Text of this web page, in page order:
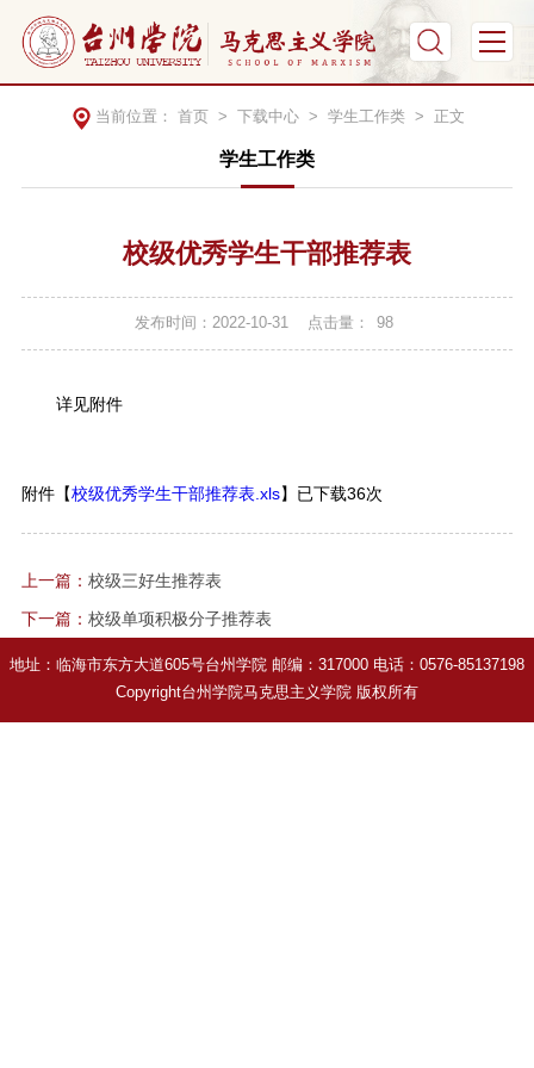
当前位置： 首页 > 下载中心 >学生工作类 > 正文
学生工作类
校级优秀学生干部推荐表
发布时间：2022-10-31 点击量： 98
详见附件
附件【校级优秀学生干部推荐表.xls】已下载36次
上一篇： 校级三好生推荐表
下一篇： 校级单项积极分子推荐表
地址：临海市东方大道605号台州学院 邮编：317000 电话：0576-85137198
Copyright台州学院马克思主义学院 版权所有